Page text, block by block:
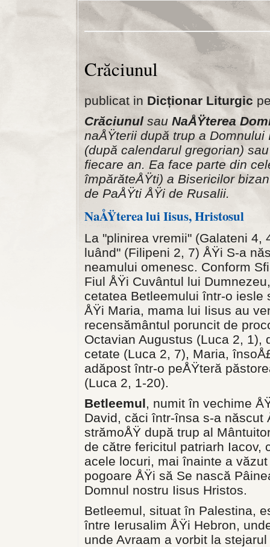
Crăciunul
publicat in Dicționar Liturgic
Crăciunul sau NaÅŸterea
naÅŸterii după trup a
(după calendarul gregorian)
fiecare an. Ea face parte din
împărăteÅŸti) a Bisericilor
de PaÅŸti ÅŸi de Rusalii.
NaÅŸterea lui Iisus, Hristosul
La "plinirea vremii" (Galateni 4,
luând" (Filipeni 2, 7) ÅŸi S-a
neamului omenesc. Conform
Fiul ÅŸi Cuvântul lui
cetatea Betleemului într-o iesle
ÅŸi Maria, mama lui Iisus au
recensământul poruncit de
Octavian Augustus (Luca 2,
cetate (Luca 2, 7), Maria,
adăpost într-o peÅŸteră
(Luca 2, 1-20).
Betleemul, numit în vechime
David, căci într-însa s-a născut
strămoÅŸ după trup al
de către fericitul patriarh Iacov,
acele locuri, mai înainte a
pogoare ÅŸi să Se nască
Domnul nostru Iisus Hristos.
Betleemul, situat în Palestina,
între Ierusalim ÅŸi Hebron,
unde Avraam a vorbit la